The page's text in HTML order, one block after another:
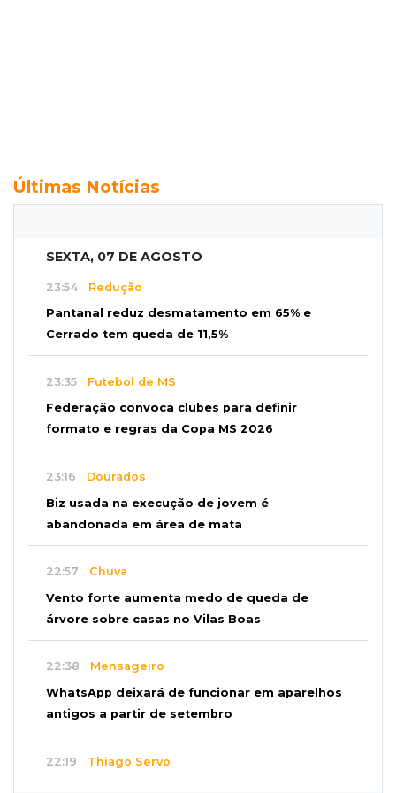
Últimas Notícias
SEXTA, 07 DE AGOSTO
23:54 Redução
Pantanal reduz desmatamento em 65% e
Cerrado tem queda de 11,5%
23:35 Futebol de MS
Federação convoca clubes para definir
formato e regras da Copa MS 2026
23:16 Dourados
Biz usada na execução de jovem é
abandonada em área de mata
22:57 Chuva
Vento forte aumenta medo de queda de
árvore sobre casas no Vilas Boas
22:38 Mensageiro
WhatsApp deixará de funcionar em aparelhos
antigos a partir de setembro
22:19 Thiago Servo